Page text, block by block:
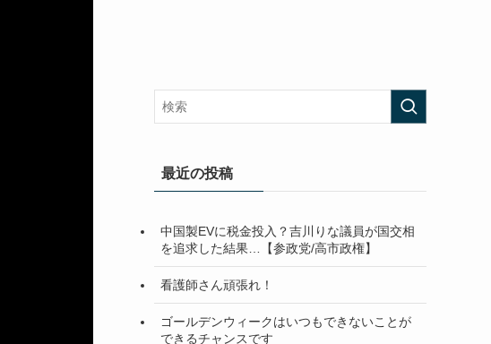
最近の投稿
中国製EVに税金投入？吉川りな議員が国交相
を追求した結果…【参政党/高市政権】
看護師さん頑張れ！
ゴールデンウィークはいつもできないことが
できるチャンスです